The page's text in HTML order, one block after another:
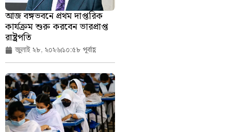
আজ বঙ্গভবনে প্রথম দাপ্তরিক
কার্যক্রম শুরু করবেন ভারপ্রাপ্ত
রাষ্ট্রপতি
জুলাই ২৮, ২০২৬১০:৫৮ পূর্বাহ্ণ